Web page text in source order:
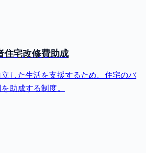
住宅改修費助成
した生活を支援するため、住宅のバ
助成する制度。